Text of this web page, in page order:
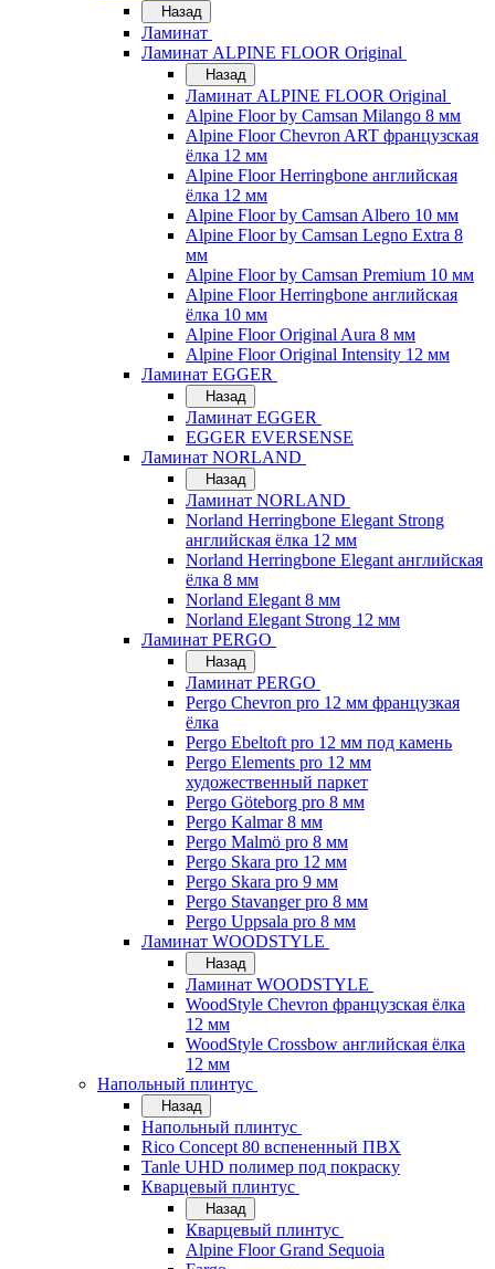
Назад
Ламинат
Ламинат ALPINE FLOOR Original
Назад
Ламинат ALPINE FLOOR Original
Alpine Floor by Camsan Milango 8 мм
Alpine Floor Chevron ART французская
ёлка 12 мм
Alpine Floor Herringbone английская
ёлка 12 мм
Alpine Floor by Camsan Albero 10 мм
Alpine Floor by Camsan Legno Extra 8
мм
Alpine Floor by Camsan Premium 10 мм
Alpine Floor Herringbone английская
ёлка 10 мм
Alpine Floor Original Aura 8 мм
Alpine Floor Original Intensity 12 мм
Ламинат EGGER
Назад
Ламинат EGGER
EGGER EVERSENSE
Ламинат NORLAND
Назад
Ламинат NORLAND
Norland Herringbone Elegant Strong
английская ёлка 12 мм
Norland Herringbone Elegant английская
ёлка 8 мм
Norland Elegant 8 мм
Norland Elegant Strong 12 мм
Ламинат PERGO
Назад
Ламинат PERGO
Pergo Chevron pro 12 мм французкая
ёлка
Pergo Ebeltoft pro 12 мм под камень
Pergo Elements pro 12 мм
художественный паркет
Pergo Göteborg pro 8 мм
Pergo Kalmar 8 мм
Pergo Malmö pro 8 мм
Pergo Skara pro 12 мм
Pergo Skara pro 9 мм
Pergo Stavanger pro 8 мм
Pergo Uppsala pro 8 мм
Ламинат WOODSTYLE
Назад
Ламинат WOODSTYLE
WoodStyle Chevron французская ёлка
12 мм
WoodStyle Crossbow английская ёлка
12 мм
Напольный плинтус
Назад
Напольный плинтус
Rico Concept 80 вспененный ПВХ
Tanle UHD полимер под покраску
Кварцевый плинтус
Назад
Кварцевый плинтус
Alpine Floor Grand Sequoia